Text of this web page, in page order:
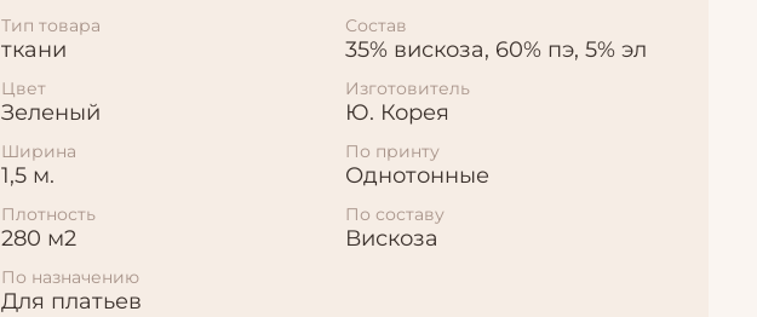
Тип товара
ткани
Состав
35% вискоза, 60% пэ, 5% эл
Цвет
Зеленый
Изготовитель
Ю. Корея
Ширина
1,5 м.
По принту
Однотонные
Плотность
280 м2
По составу
Вискоза
По назначению
Для платьев